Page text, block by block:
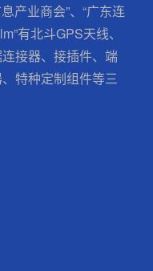
产业商会”、“广东连
有北斗GPS天线、
接器、接插件、端
特种定制组件等三